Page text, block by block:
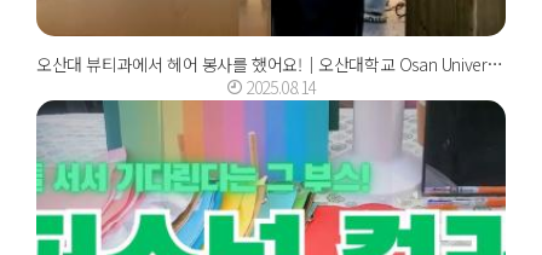
오산대 뷰티과에서 헤어 봉사를 했어요!｜오산대학교 Osan University
2025.08.14